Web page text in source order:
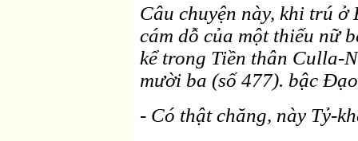
Câu chuyện này, khi trú ở
cám dỗ của một thiếu nữ
kể trong Tiền thân Culla-
mười ba (số 477). bậc
- Có thật chăng, này Tỷ-